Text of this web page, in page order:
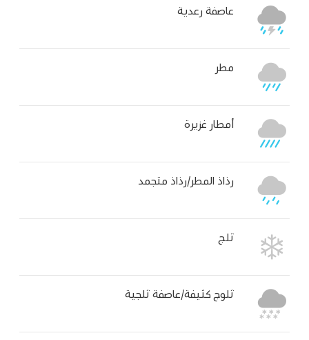
عاصفة رعدية
مطر
أمطار غزيرة
رذاذ المطر/رذاذ متجمد
ثلج
ثلوج كثيفة/عاصفة ثلجية